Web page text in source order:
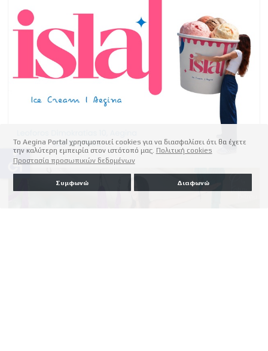
Το Aegina Portal χρησιμοποιεί cookies για να διασφαλίσει ότι θα έχετε
την καλύτερη εμπειρία στον ιστότοπό μας. Πολιτική cookies
Προστασία προσωπικών δεδομένων
Συμφωνώ Διαφωνώ
accessible